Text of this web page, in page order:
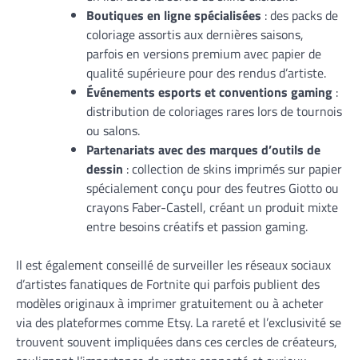
Boutiques en ligne spécialisées : des packs de
coloriage assortis aux dernières saisons,
parfois en versions premium avec papier de
qualité supérieure pour des rendus d’artiste.
Événements esports et conventions gaming :
distribution de coloriages rares lors de tournois
ou salons.
Partenariats avec des marques d’outils de
dessin : collection de skins imprimés sur papier
spécialement conçu pour des feutres Giotto ou
crayons Faber-Castell, créant un produit mixte
entre besoins créatifs et passion gaming.
Il est également conseillé de surveiller les réseaux sociaux
d’artistes fanatiques de Fortnite qui parfois publient des
modèles originaux à imprimer gratuitement ou à acheter
via des plateformes comme Etsy. La rareté et l’exclusivité se
trouvent souvent impliquées dans ces cercles de créateurs,